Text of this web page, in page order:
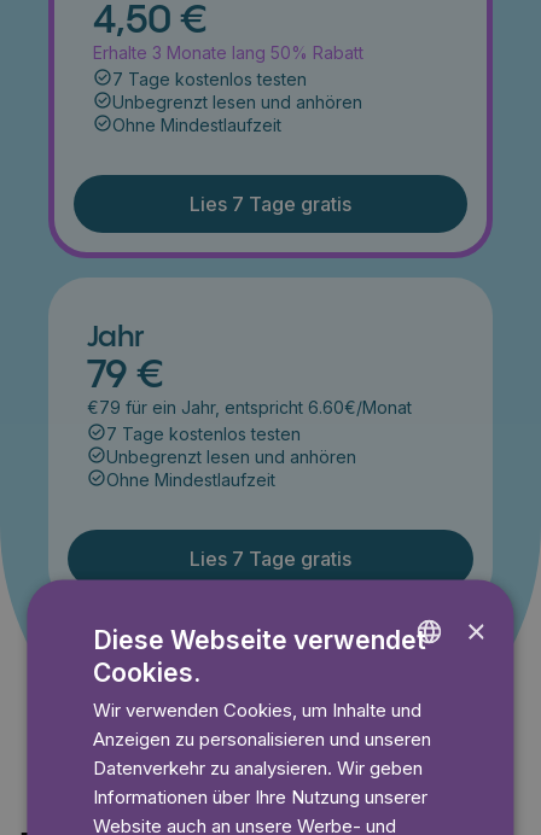
4,50 €
Erhalte 3 Monate lang 50% Rabatt
7 Tage kostenlos testen
Unbegrenzt lesen und anhören
Ohne Mindestlaufzeit
Lies 7 Tage gratis
Jahr
79 €
€79 für ein Jahr, entspricht 6.60€/Monat
7 Tage kostenlos testen
Unbegrenzt lesen und anhören
Ohne Mindestlaufzeit
Lies 7 Tage gratis
GERMAN
×
Diese Webseite verwendet
Cookies.
Wir verwenden Cookies, um Inhalte und
Anzeigen zu personalisieren und unseren
Datenverkehr zu analysieren. Wir geben
Informationen über Ihre Nutzung unserer
Website auch an unsere Werbe- und